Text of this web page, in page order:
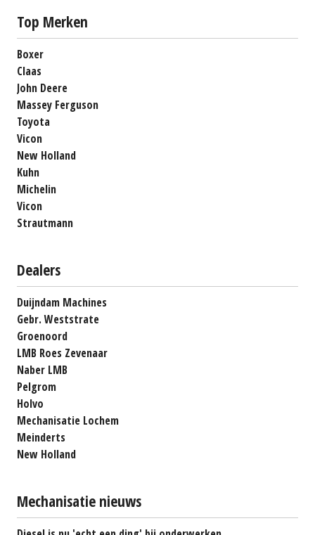
Top Merken
Boxer
Claas
John Deere
Massey Ferguson
Toyota
Vicon
New Holland
Kuhn
Michelin
Vicon
Strautmann
Dealers
Duijndam Machines
Gebr. Weststrate
Groenoord
LMB Roes Zevenaar
Naber LMB
Pelgrom
Holvo
Mechanisatie Lochem
Meinderts
New Holland
Mechanisatie nieuws